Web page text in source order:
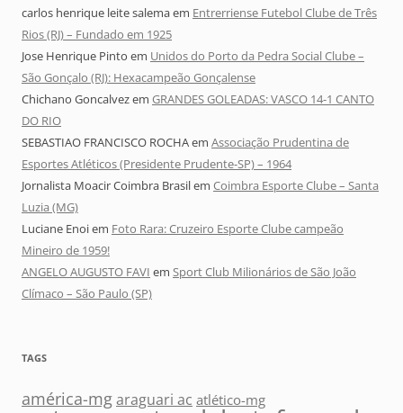
carlos henrique leite salemaem Entrerriense Futebol Clube de Três
Rios (RJ) – Fundado em 1925
Jose Henrique Pinto em Unidos do Porto da Pedra Social Clube –
São Gonçalo (RJ): Hexacampeão Gonçalense
Chichano Goncalvezem GRANDES GOLEADAS: VASCO 14-1 CANTO
DO RIO
SEBASTIAO FRANCISCO ROCHAem Associação Prudentina de
Esportes Atléticos (Presidente Prudente-SP) – 1964
Jornalista Moacir Coimbra Brasilem Coimbra Esporte Clube – Santa
Luzia (MG)
Luciane Enoiem Foto Rara: Cruzeiro Esporte Clube campeão
Mineiro de 1959!
ANGELO AUGUSTO FAVI em Sport Club Milionários de São João
Clímaco – São Paulo (SP)
TAGS
américa-mgaraguari ac atlético-mg